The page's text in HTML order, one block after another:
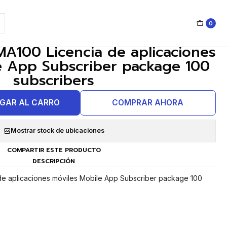
0
Licencia de aplicaciones
App Subscriber package 100
subscribers
AL CARRO COMPRAR AHORA
Mostrar stock de ubicaciones
COMPARTIR ESTE PRODUCTO
DESCRIPCIÓN
aplicaciones móviles Mobile App Subscriber package 100